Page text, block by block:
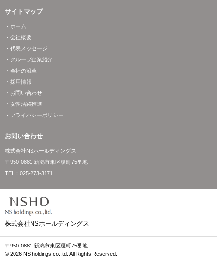
サイトマップ
・ホーム
・会社概要
・代表メッセージ
・グループ企業紹介
・会社の沿革
・採用情報
・お問い合わせ
・女性活躍推進
・プライバシーポリシー
お問い合わせ
株式会社NSホールディングス
〒950-0881 新潟市東区榎町75番地
TEL： 025-273-3171
株式会社NSホールディングス
〒950-0881 新潟市東区榎町75番地
© 2026 NS holdings co.,ltd. All Rights Reserved.